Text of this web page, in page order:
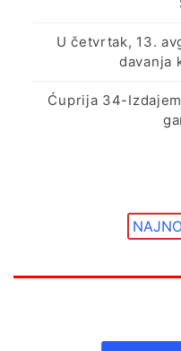
U četvrtak, 13.
davanja
Ćuprija 34-